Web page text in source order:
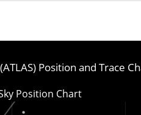
Position and Trace
Position Chart